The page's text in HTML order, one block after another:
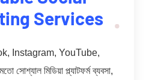
Services
Instagram, YouTube,
মিডিয়া প্ল্যাটফর্ম ব্যবসা,